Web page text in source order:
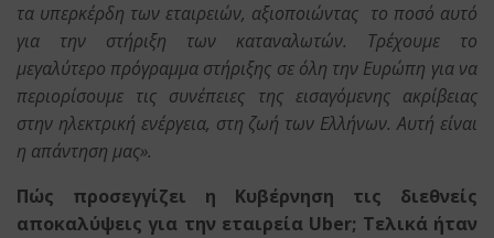
τα υπερκέρδη των εταιρειών, αξιοποιώντας το ποσό αυτό
για την στήριξη των καταναλωτών. Τρέχουμε το
μεγαλύτερο πρόγραμμα στήριξης σε όλη την Ευρώπη για να
περιορίσουμε τις συνέπειες της εισαγόμενης ακρίβειας
στην ηλεκτρική ενέργεια, στη ζωή των Ελλήνων. Αυτή είναι
η απάντηση μας».
Πώς προσεγγίζει η Κυβέρνηση τις διεθνείς
αποκαλύψεις για την εταιρεία Uber; Τελικά ήταν